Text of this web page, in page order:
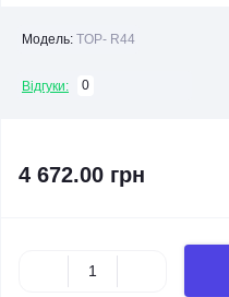
Модель: TOP- R44
Відгуки: 0
4 672.00 грн